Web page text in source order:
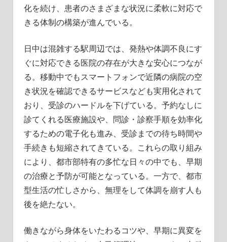
化を続け、患者のさまざまな状況に柔軟に対応で
きる体制の構築が進んでいる。
日中は混雑する駅周辺では、発熱や体調不良にす
ぐに対応できる医院の存在が大きな安心につなが
る。移動中でもスマートフォンで近隣の病院の空
き状況を確認できるサービスなども実用化されて
おり、受診のハードルを下げている。予約なしに
診てくれる医療施設や、問診・診察手順を効率化
するための電子化も進み、受診までの待ち時間や
手続きも短縮されてきている。これらの取り組み
により、都市部特有の多忙な日々の中でも、早期
の治療と予防が可能となっている。一方で、都市
型生活の忙しさから、無理をして体調を崩す人も
後を絶たない。
働きながら身体をいたわるコツや、早期に異変を